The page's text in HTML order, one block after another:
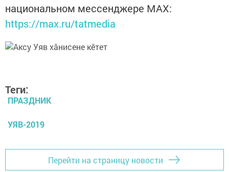
национальном мессенджере MАХ:
https://max.ru/tatmedia
Теги:
ПРАЗДНИК
УЯВ-2019
Перейти на страницу новости